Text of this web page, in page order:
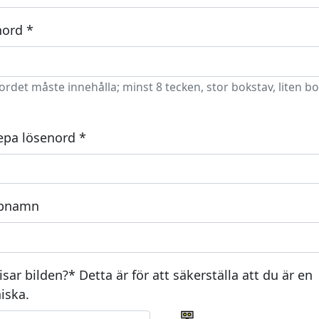
*
måste innehålla; minst 8 tecken, stor bokstav, liten
lösenord *
bilden?* Detta är för att säkerställa att du är en